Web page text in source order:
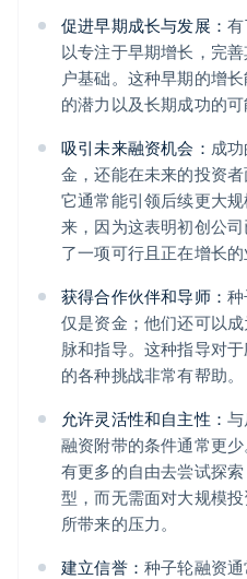
促进早期成长与发展：
以专注于早期增长，完
户基础。这种早期的增
的潜力以及长期成功的可
吸引未来融资机会： 成
金，还能在未来的投资者
它通常能引领后续更大
来，因为这表明初创公
了一项可行且正在增长的
获得合作伙伴和导师：
仅是资金；他们还可以
脉和指导。这种指导对
的各种挑战非常有帮助。
允许灵活性和自主性：
融资附带的条件通常更
有更多的自由去尝试探
型，而无需面对大规模
所带来的压力。
建立信誉： 种子轮融资